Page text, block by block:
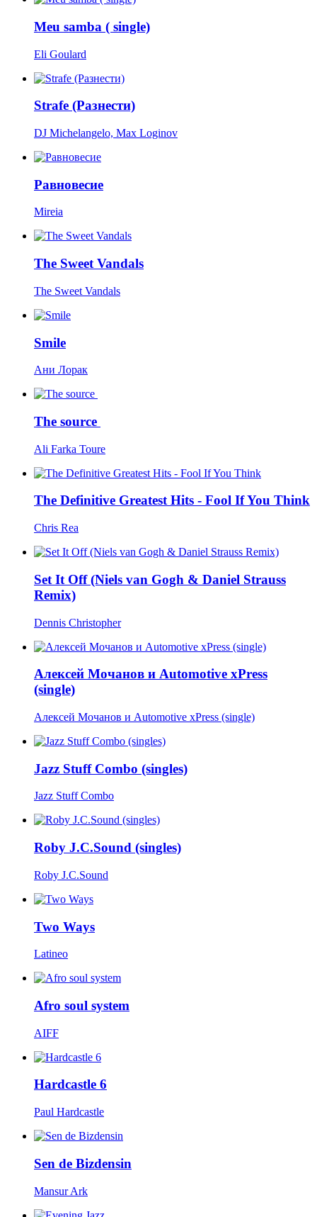
Meu samba ( single)
Eli Goulard
Strafe (Разнести)
DJ Michelangelo, Max Loginov
Равновесие
Mireia
The Sweet Vandals
The Sweet Vandals
Smile
Ани Лорак
The source
Ali Farka Toure
The Definitive Greatest Hits - Fool If You Think
Chris Rea
Set It Off (Niels van Gogh & Daniel Strauss
Remix)
Dennis Christopher
Алексей Мочанов и Automotive хPress
(single)
Алексей Мочанов и Automotive хPress (single)
Jazz Stuff Combo (singles)
Jazz Stuff Combo
Roby J.C.Sound (singles)
Roby J.C.Sound
Two Ways
Latineo
Afro soul system
AIFF
Hardcastle 6
Paul Hardcastle
Sen de Bizdensin
Mansur Ark